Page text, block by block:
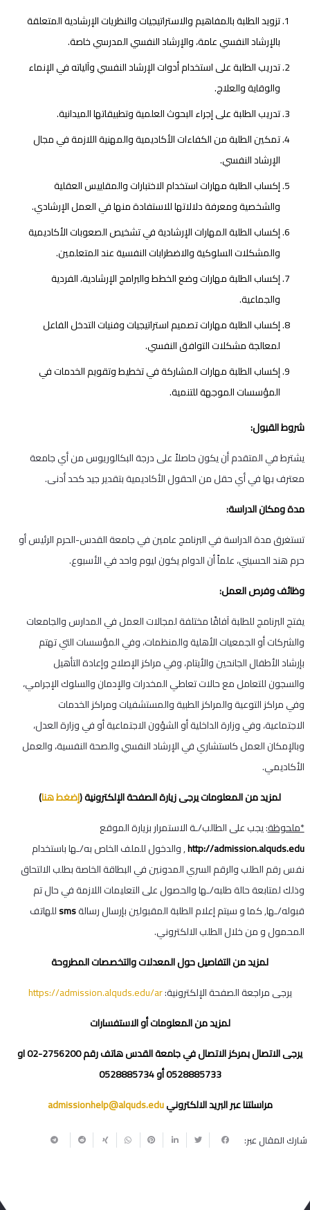
تزويد الطلبة بالمفاهيم والاستراتيجيات والنظريات الإرشادية المتعلقة
بالإرشاد النفسي عامة، والإرشاد النفسي المدرسي خاصة.
تدريب الطلبة على استخدام أدوات الإرشاد النفسي وآلياته في الإنماء
والوقاية والعلاج.
تدريب الطلبة على إجراء البحوث العلمية وتطبيقاتها الميدانية.
تمكين الطلبة من الكفاءات الأكاديمية والمهنية اللازمة في مجال
الإرشاد النفسي.
إكساب الطلبة مهارات استخدام الاختبارات والمقاييس العقلية
والشخصية ومعرفة دلالاتها للاستفادة منها في العمل الإرشادي.
إكساب الطلبة المهارات الإرشادية في تشخيص الصعوبات الأكاديمية
والمشكلات السلوكية والاضطرابات النفسية عند المتعلمين.
إكساب الطلبة مهارات وضع الخطط والبرامج الإرشادية، الفردية
والجماعية.
إكساب الطلبة مهارات تصميم استراتيجيات وفنيات التدخل الفاعل
لمعالجة مشكلات التوافق النفسي.
إكساب الطلبة مهارات المشاركة في تخطيط وتقويم الخدمات في
المؤسسات الموجهة للتنمية.
شروط القبول:
يشترط في المتقدم أن يكون حاصلاً على درجة البكالوريوس من أي جامعة
معترف بها في أي حقل من الحقول الأكاديمية بتقدير جيد كحد أدنى.
مدة ومكان الدراسة:
تستغرق مدة الدراسة في البرنامج عامين في جامعة القدس-الحرم الرئيس أو
حرم هند الحسيني، علماً أن الدوام يكون ليوم واحد في الأسبوع.
وظائف وفرص العمل:
يفتح البرنامج للطلبة آفاقًا مختلفة لمجالات العمل في المدارس والجامعات
والشركات أو الجمعيات الأهلية والمنظمات، وفي المؤسسات التي تهتم
بإرشاد الأطفال الجانحين والأيتام، وفي مراكز الإصلاح وإعادة التأهيل
والسجون للتعامل مع حالات تعاطي المخدرات والإدمان والسلوك الإجرامي،
وفي مراكز التوعية والمراكز الطبية والمستشفيات ومراكز الخدمات
الاجتماعية، وفي وزارة الداخلية أو الشؤون الاجتماعية أو في وزارة العدل،
وبالإمكان العمل كاستشاري في الإرشاد النفسي والصحة النفسية، والعمل
الأكاديمي.
لمزيد من المعلومات يرجى زيارة الصفحة الإلكترونية (إضغط هنا)
*ملحوظة: يجب على الطالب/ـة الاستمرار بزيارة الموقع
http://admission.alquds.edu, والدخول للملف الخاص به/ـها باستخدام
نفس رقم الطلب والرقم السري المدونين في البطاقة الخاصة بطلب الالتحاق
وذلك لمتابعة حالة طلبه/ـها والحصول على التعليمات اللازمة في حال تم
قبوله/ـها, كما و سيتم إعلام الطلبة المقبولين بإرسال رسالةsmsللهاتف
المحمول و من خلال الطلب الالكتروني.
لمزيد من التفاصيل حول المعدلات والتخصصات المطروحة
يرجى مراجعة الصفحة الإلكترونية:https://admission.alquds.edu/ar
لمزيد من المعلومات أو الاستفسارات
يرجى الاتصال بمركز الاتصال في جامعة القدس هاتف رقم 2756200-02 او
0528885733 أو 0528885734
مراسلتنا عبر البريد الالكترونيadmissionhelp@alquds.edu
شارك المقال عبر: